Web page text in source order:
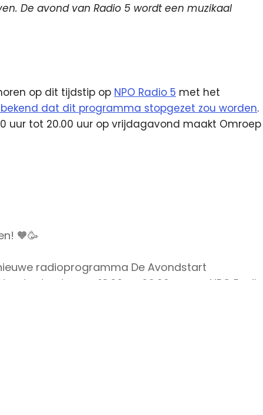
De avond van Radio 5 wordt een muzikaal
op dit tijdstip op NPO Radio 5 met het
bekend dat dit programma stopgezet zou worden.
uur tot 20.00 uur op vrijdagavond maakt Omroep
🧡🥳
radioprogramma De Avondstart
tussen 18.00 en 20.00 uur op NPO Radio